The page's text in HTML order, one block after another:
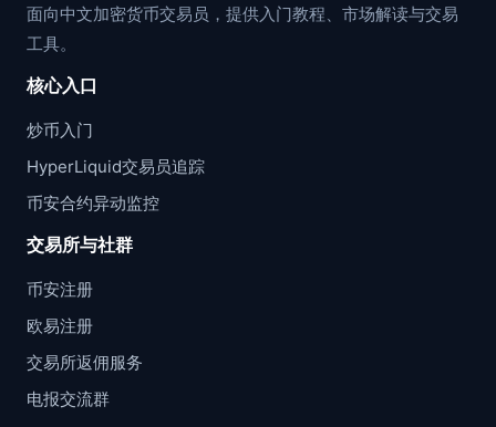
面向中文加密货币交易员，提供入门教程、市场解读与交易
工具。
核心入口
炒币入门
HyperLiquid交易员追踪
币安合约异动监控
交易所与社群
币安注册
欧易注册
交易所返佣服务
电报交流群